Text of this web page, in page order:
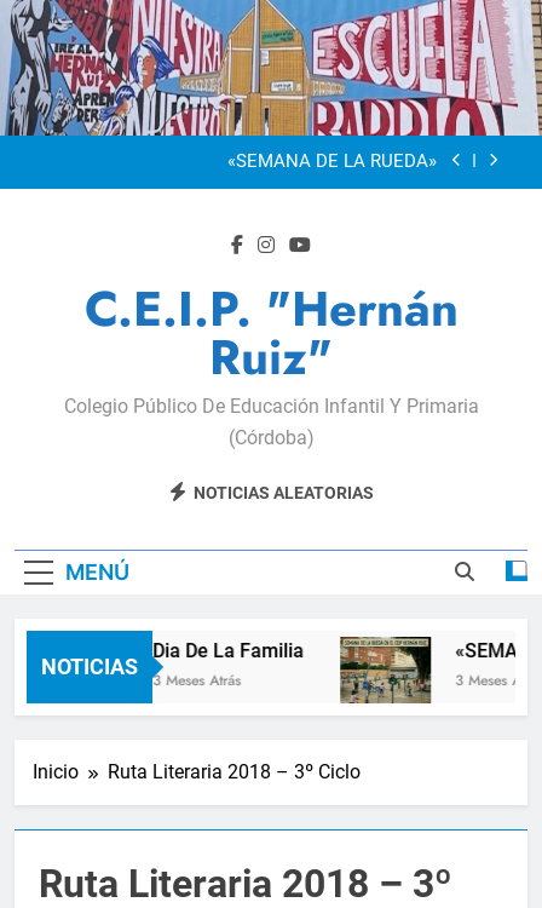
Saltar
al
contenido
“Visibles Sí”
Dia De La Familia
«SEMANA DE LA RUEDA»
Dia De La Familia
«SEMANA DE LA RUEDA»
Apadrinamiento Lector 2026
C.E.I.P. "Hernán
Ruiz"
Colegio Público De Educación Infantil Y Primaria
(Córdoba)
NOTICIAS ALEATORIAS
MENÚ
NOTICIAS
Dia De La Familia
3 Meses Atrás 3 Meses Atrás
Inicio Ruta Literaria 2018 – 3º Ciclo
Ruta Literaria 2018 – 3º